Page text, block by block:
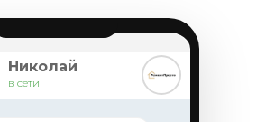
Николай
в сети